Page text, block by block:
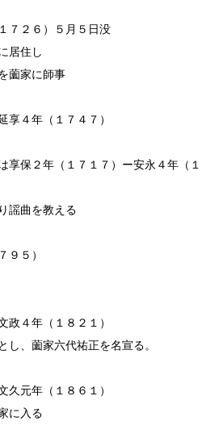
７２６）５月５日没
居住し
薗家に師事
享４年（１７４７）
享保２年（１７１７）ー安永４年（１
謡曲を教える
９５）
政４年（１８２１）
し、薗家六代祐正を名宣る。
久元年（１８６１）
に入る